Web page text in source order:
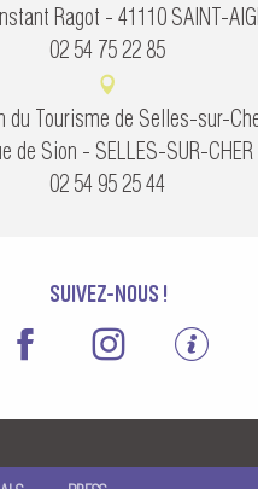
Ragot - 41110 SAINT-
02 54 75 22 85
du Tourisme de Selles-sur-
de Sion - SELLES-SUR-CHER
02 54 95 25 44
SUIVEZ-NOUS !